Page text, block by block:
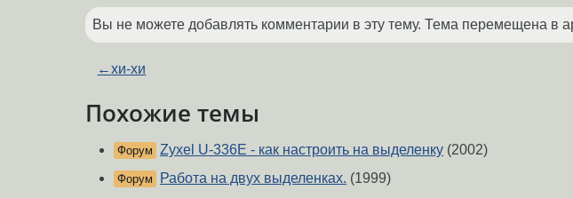
Вы не можете добавлять комментарии в эту тему. Тема перемещена в
←хи-хи
Похожие темы
Форум Zyxel U-336E - как настроить на выделенку (2002)
Форум Работа на двух выделенках. (1999)